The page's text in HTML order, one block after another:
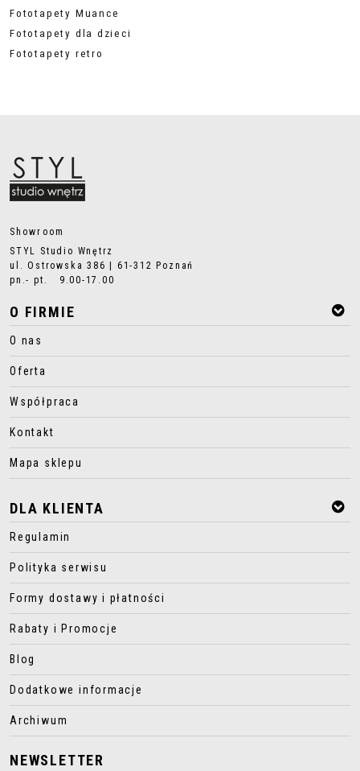
Fototapety Muance
Fototapety dla dzieci
Fototapety retro
Showroom
STYL Studio Wnętrz
ul. Ostrowska 386 | 61-312 Poznań
pn.- pt. 9.00-17.00
O FIRMIE
O nas
Oferta
Współpraca
Kontakt
Mapa sklepu
DLA KLIENTA
Regulamin
Polityka serwisu
Formy dostawy i płatności
Rabaty i Promocje
Blog
Dodatkowe informacje
Archiwum
NEWSLETTER